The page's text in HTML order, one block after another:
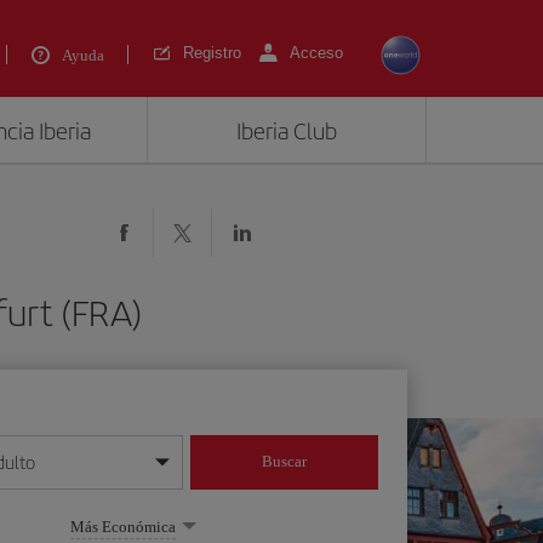
Ayuda Registro Acceso
Iberia Iberia Club
(FRA)
mes/año
Buscar
Más Económica